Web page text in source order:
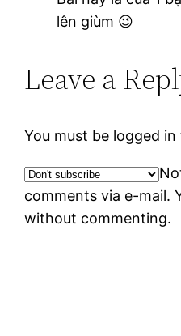
lên giùm 😉
Leave a
You must be logged
comments via e-mail.
without commenting.